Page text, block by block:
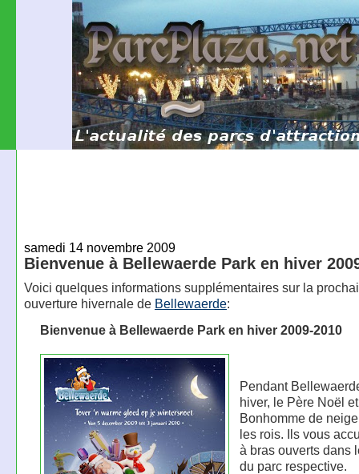
samedi 14 novembre 2009
Bienvenue à Bellewaerde Park en hiver
Voici quelques informations supplémentaires sur la
ouverture hivernale de Bellewaerde:
Bienvenue à Bellewaerde Park en hiver 2009-2010
Pendant
hiver, le Père Noël
Bonhomme de
les rois. Ils vous
à bras ouverts dans
du parc respective.